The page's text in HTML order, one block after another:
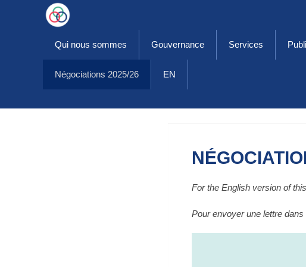
Primary Menu
Skip
to
Qui nous sommes
Gouvernance Services
Négociations 2025/26 EN
For the English version of
Pour envoyer une lettre